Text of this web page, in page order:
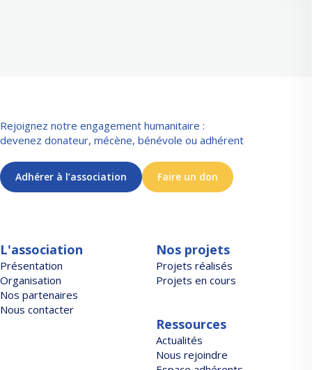
Rejoignez notre engagement humanitaire :
devenez donateur, mécène, bénévole ou adhérent
Adhérer à l’association Faire un don
L'association
Présentation
Organisation
Nos partenaires
Nous contacter
Nos projets
Projets réalisés
Projets en cours
Ressources
Actualités
Nous rejoindre